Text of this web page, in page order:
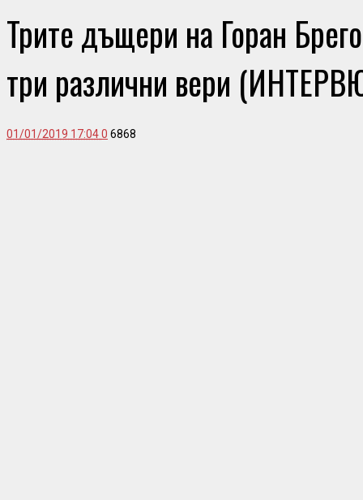
Трите дъщери на Горан
три различни вери
01/01/2019 17:040 6868